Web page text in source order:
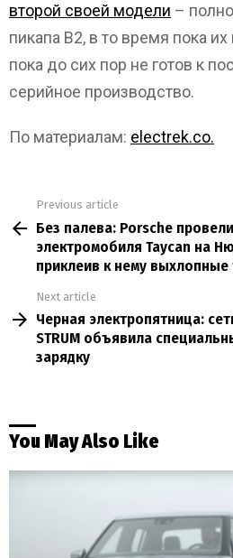
второй своей модели –
пикапа В2, в то время пока
пока до сих пор не готов к
серийное производство.
По материалам: electrek.co.
more
Previous article
Без палева: Porsche
электромобиля Taycan на
приклеив к нему выхлопные
Next article
Черная электропятница:
STRUM объявила
зарядку
You May Also Like